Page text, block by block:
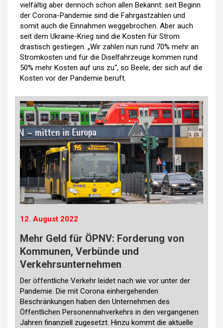
vielfältig aber dennoch schon allen Bekannt: seit Beginn
der Corona-Pandemie sind die Fahrgastzahlen und
somit auch die Einnahmen weggebrochen. Aber auch
seit dem Ukraine-Krieg sind die Kosten für Strom
drastisch gestiegen. „Wir zahlen nun rund 70% mehr an
Stromkosten und für die Diselfahrzeuge kommen rund
50% mehr Kosten auf uns zu“, so Beele, der sich auf die
Kosten vor der Pandemie beruft.
12. August 2022
Mehr Geld für ÖPNV: Forderung von
Kommunen, Verbünde und
Verkehrsunternehmen
Der öffentliche Verkehr leidet nach wie vor unter der
Pandemie. Die mit Corona einhergehenden
Beschränkungen haben den Unternehmen des
Öffentlichen Personennahverkehrs in den vergangenen
Jahren finanziell zugesetzt. Hinzu kommt die aktuelle